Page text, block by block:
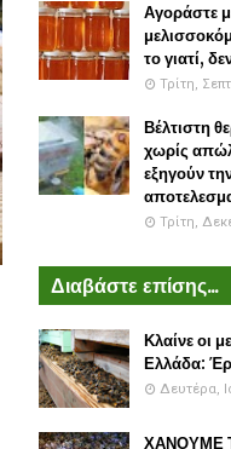
Αγοράστε
το γιατί,
Τρίτη,
Βέλτιστη
χωρίς
εξηγούν
Τρίτη,
Διαβάστε επίσης...
Κλαίνε οι
Ελλάδα:
Δευτέρα,
ΧΑΝΟΥΜΕ